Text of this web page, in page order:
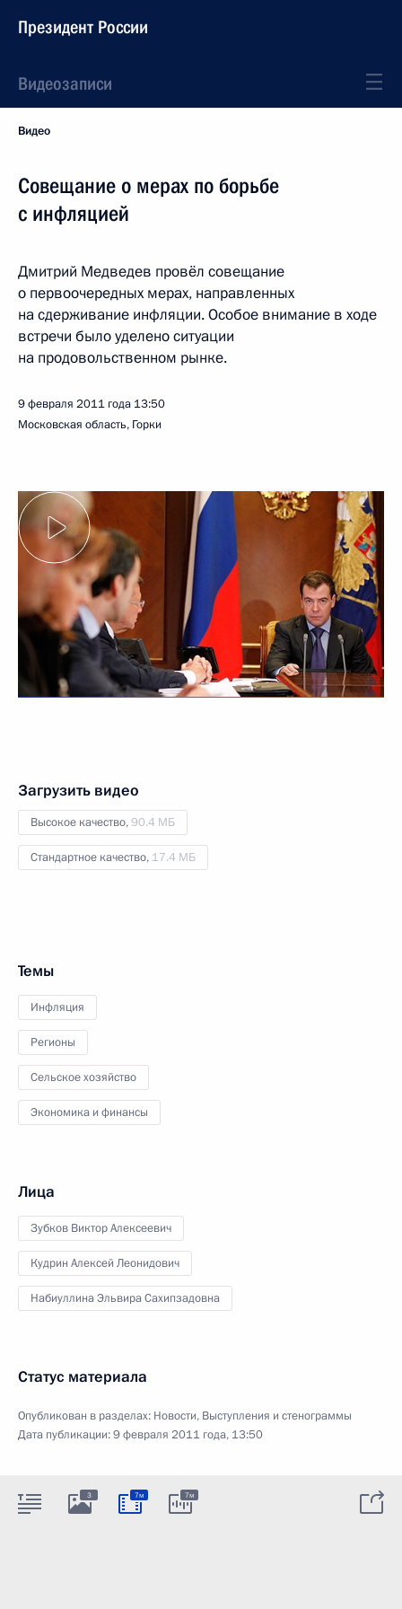
Президент России
Видеозаписи
Видео
Совещание о мерах по борьбе
с инфляцией
Дмитрий Медведев провёл совещание
о первоочередных мерах, направленных
на сдерживание инфляции. Особое внимание в ходе
встречи было уделено ситуации
на продовольственном рынке.
9 февраля 2011 года 13:50
Московская область, Горки
Загрузить видео
Высокое качество,90.4 МБ
Стандартное качество, 17.4 МБ
Темы
Инфляция
Регионы
Сельское хозяйство
Экономика и финансы
Лица
Зубков Виктор Алексеевич
Кудрин Алексей Леонидович
Набиуллина Эльвира Сахипзадовна
Статус материала
Опубликован в разделах: Новости, Выступления и стенограммы
Дата публикации:9 февраля 2011 года, 13:50
3 7м 7м